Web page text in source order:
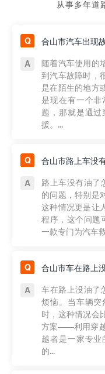
从事多年道
合山市汽车出现
随着汽车使用的
到汽车故障时，
是在陌生的地方
是现在有一个
题，那就是通
援。...
合山市路上车没
路上车没有油了
的问题，特别是
这种情况更是让
程序，这个问题
一款专门为汽车
合山市车在路上
车在路上没油了
烦恼。当车辆
时，这种情况会
方案——利用穿越
越者是一家专
的...